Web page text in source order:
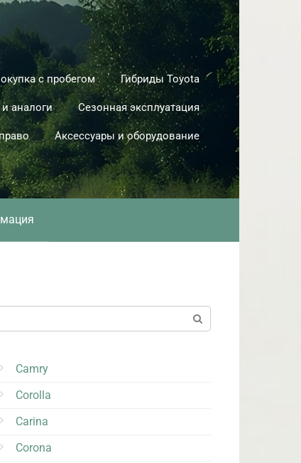
с пробегом Гибриды Toyota
аналоги Сезонная эксплуатация
Аксессуары и оборудование
Camry
Corolla
Carina
Corona